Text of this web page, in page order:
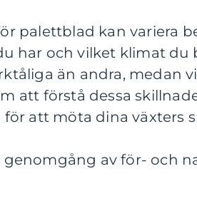
palettblad kan variera
har och vilket klimat du
än andra, medan
att förstå dessa
att möta dina växters
genomgång av för- och